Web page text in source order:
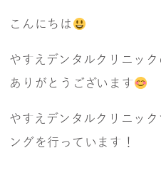
こんにちは
やすえデンタルクリニッ
ありがとうございます
やすえデンタルクリニッ
ングを行っています！